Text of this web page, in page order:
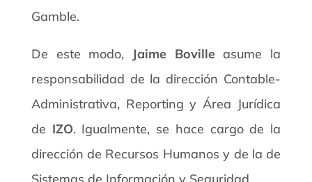
Gamble.
De este modo, Jaime Bovilleasume la
responsabilidad de la dirección Contable-
Administrativa, Reporting y Área Jurídica
de IZO. Igualmente, se hace cargo de la
dirección de Recursos Humanos y de la de
Sistemas de Información y Seguridad.